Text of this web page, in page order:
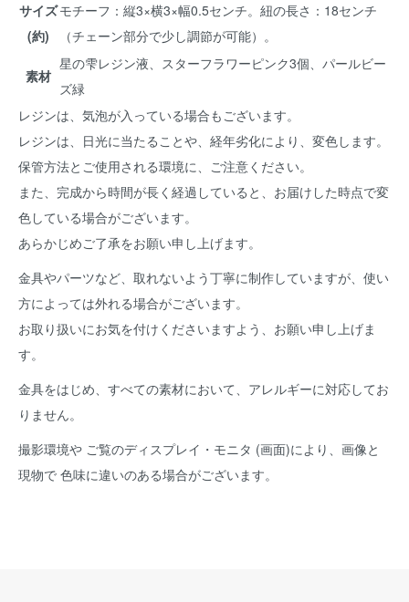
サイズ
(約)
モチーフ：縦3×横3×幅0.5センチ。紐の長さ：18センチ
（チェーン部分で少し調節が可能）。
素材
星の雫レジン液、スターフラワーピンク3個、パールビー
ズ緑
レジンは、気泡が入っている場合もございます。
レジンは、日光に当たることや、経年劣化により、変色します。
保管方法とご使用される環境に、ご注意ください。
また、完成から時間が長く経過していると、お届けした時点で変
色している場合がございます。
あらかじめご了承をお願い申し上げます。
金具やパーツなど、取れないよう丁寧に制作していますが、使い
方によっては外れる場合がございます。
お取り扱いにお気を付けくださいますよう、お願い申し上げま
す。
金具をはじめ、すべての素材において、アレルギーに対応してお
りません。
撮影環境や ご覧のディスプレイ・モニタ (画面)により、画像と
現物で 色味に違いのある場合がございます。